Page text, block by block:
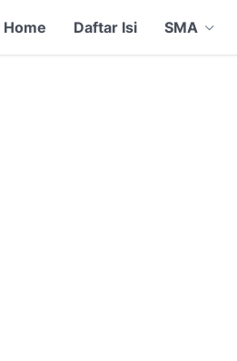
Home Daftar Isi SMA